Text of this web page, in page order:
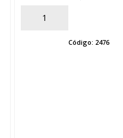
AÑADIR
Código: 2476